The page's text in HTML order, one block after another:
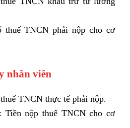
thuế TNCN phải nộp cho cơ
nhân viên
TNCN thực tế phải nộp.
Tiền nộp thuế TNCN cho cơ